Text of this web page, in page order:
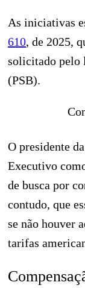
As iniciativas
610, de 2025,
solicitado pelo
(PSB).
O presidente
Executivo
de busca por
contudo, que
se não houver
tarifas